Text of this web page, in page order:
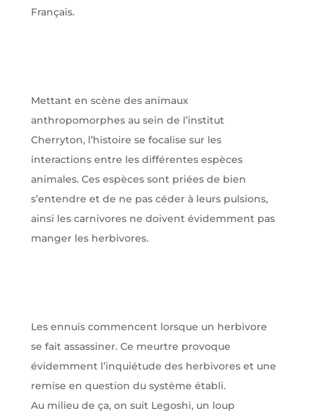
Français.
Mettant en scène des animaux
anthropomorphes au sein de l’institut
Cherryton, l’histoire se focalise sur les
interactions entre les différentes espèces
animales. Ces espèces sont priées de bien
s’entendre et de ne pas céder à leurs pulsions,
ainsi les carnivores ne doivent évidemment pas
manger les herbivores.
Les ennuis commencent lorsque un herbivore
se fait assassiner. Ce meurtre provoque
évidemment l’inquiétude des herbivores et une
remise en question du système établi.
Au milieu de ça, on suit Legoshi, un loup